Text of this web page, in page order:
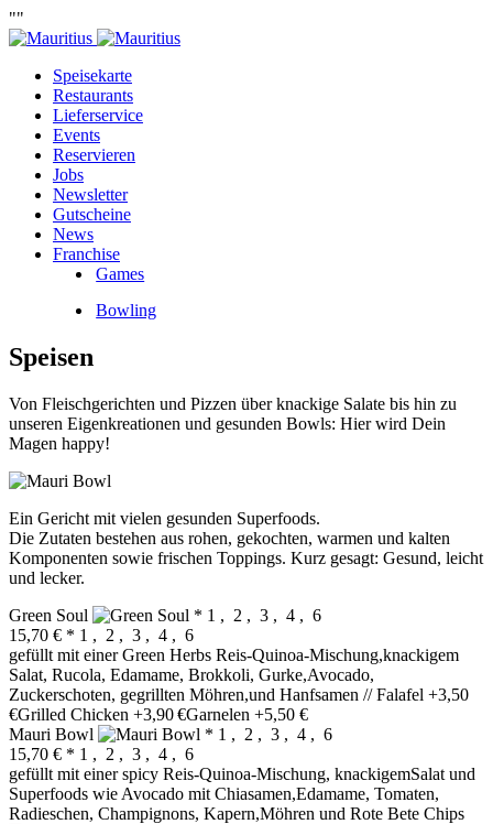
""
Speisekarte
Restaurants
Lieferservice
Events
Reservieren
Jobs
Newsletter
Gutscheine
News
Franchise
Games
Bowling
Speisen
Von Fleischgerichten und Pizzen über knackige Salate bis hin zu
unseren Eigenkreationen und gesunden Bowls: Hier wird Dein
Magen happy!
Ein Gericht mit vielen gesunden Superfoods.
Die Zutaten bestehen aus rohen, gekochten, warmen und kalten
Komponenten sowie frischen Toppings. Kurz gesagt: Gesund, leicht
und lecker.
Green Soul
* 1 , 2 , 3 , 4 , 6
15,70 € * 1 , 2 , 3 , 4 , 6
gefüllt mit einer Green Herbs Reis-Quinoa-Mischung,knackigem
Salat, Rucola, Edamame, Brokkoli, Gurke,Avocado,
Zuckerschoten, gegrillten Möhren,und Hanfsamen // Falafel +3,50
€Grilled Chicken +3,90 €Garnelen +5,50 €
Mauri Bowl
* 1 , 2 , 3 , 4 , 6
15,70 € * 1 , 2 , 3 , 4 , 6
gefüllt mit einer spicy Reis-Quinoa-Mischung, knackigemSalat und
Superfoods wie Avocado mit Chiasamen,Edamame, Tomaten,
Radieschen, Champignons, Kapern,Möhren und Rote Bete Chips